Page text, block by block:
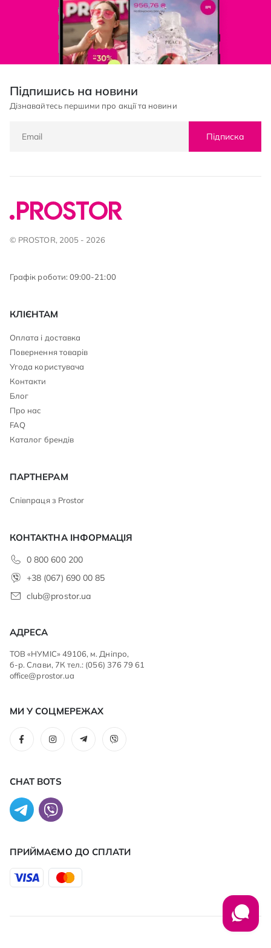
Підпишись на новини
Дізнавайтесь першими про акції та новини
Підписка
© PROSTOR, 2005 - 2026
Графік роботи: 09:00-21:00
КЛІЄНТАМ
Оплата і доставка
Повернення товарів
Угода користувача
Контакти
Блог
Про нас
FAQ
Каталог брендів
ПАРТНЕРАМ
Співпраця з Prostor
КОНТАКТНА ІНФОРМАЦІЯ
0 800 600 200
+38 (067) 690 00 85
club@prostor.ua
АДРЕСА
ТОВ «НУМІС» 49106, м. Дніпро,
б-р. Слави, 7К тел.: (056) 376 79 61
office@prostor.ua
МИ У СОЦМЕРЕЖАХ
CHAT BOTS
ПРИЙМАЄМО ДО CПЛАТИ